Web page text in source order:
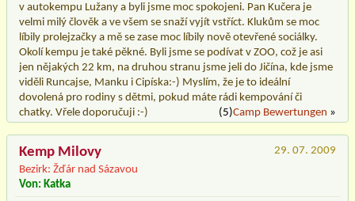
v autokempu Lužany a byli jsme moc spokojeni. Pan Kučera je
velmi milý člověk a ve všem se snaží vyjít vstříct. Klukům se moc
líbily prolejzačky a mě se zase moc líbily nově otevřené sociálky.
Okolí kempu je také pěkné. Byli jsme se podívat v ZOO, což je asi
jen nějakých 22 km, na druhou stranu jsme jeli do Jičína, kde jsme
viděli Runcajse, Manku i Cipíska:-) Myslím, že je to ideální
dovolená pro rodiny s dětmi, pokud máte rádi kempování či
chatky. Vřele doporučuji :-)
(5)Camp Bewertungen »
Kemp Milovy
Bezirk: Žďár nad Sázavou
29. 07. 2009
Von: Katka